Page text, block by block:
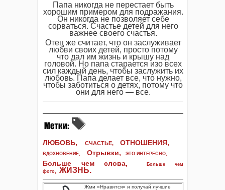
Папа никогда не перестает быть
хорошим примером для подражания.
Он никогда не позволяет себе
сорваться. Счастье детей для него
важнее своего счастья.
Отец же считает, что он заслуживает
любви своих детей, просто потому
что дал им жизнь и крышу над
головой. Но папа старается изо всех
сил каждый день, чтобы заслужить их
любовь. Папа делает все, что нужно,
чтобы заботиться о детях, потому что
они для него — все.
ЛЮБОВЬ, СЧАСТЬЕ, ОТНОШЕНИЯ,
ВДОХНОВЕНИЕ, Отрывки, ЭТО ИНТЕРЕСНО,
Больше чем слова,
Больше чем
фото, ЖИЗНЬ.
Жми «Нравится» и получай лучшие